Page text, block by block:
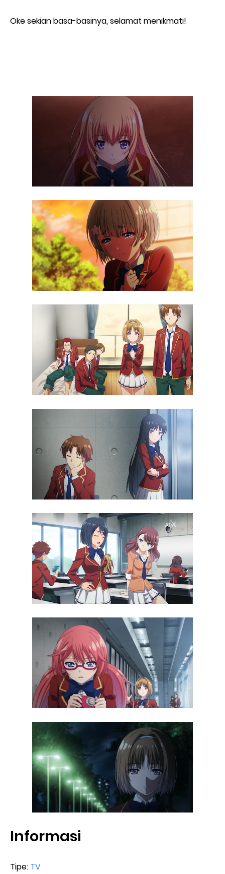
Oke sekian basa-basinya, selamat menikmati!
Informasi
Tipe: TV